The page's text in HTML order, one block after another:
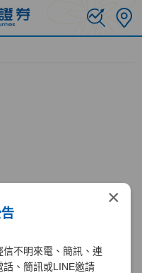
×
不明來電、簡訊、連
、簡訊或LINE邀請